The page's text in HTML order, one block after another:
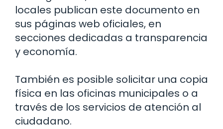
locales publican este documento en
sus páginas web oficiales, en
secciones dedicadas a transparencia
y economía.
También es posible solicitar una copia
física en las oficinas municipales o a
través de los servicios de atención al
ciudadano.